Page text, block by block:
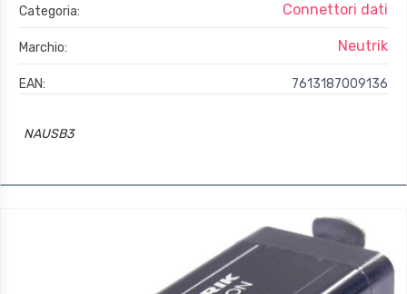
Categoria:
Connettori dati
Marchio: Neutrik
EAN: 7613187009136
NAUSB3